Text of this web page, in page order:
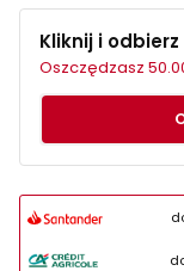
Kliknij i
Oszczędzasz